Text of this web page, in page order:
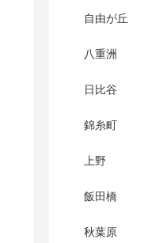
自由が丘
八重洲
日比谷
錦糸町
上野
飯田橋
秋葉原